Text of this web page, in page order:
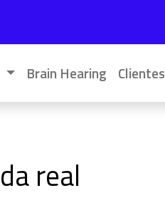
Brain Hearing Clientes
real